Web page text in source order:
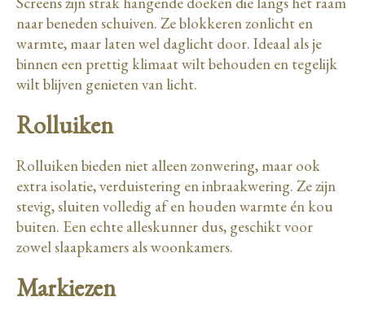
naar beneden schuiven. Ze blokkeren zonlicht en
warmte, maar laten wel daglicht door. Ideaal als je
binnen een prettig klimaat wilt behouden en tegelijk
wilt blijven genieten van licht.
Rolluiken
Rolluiken bieden niet alleen zonwering, maar ook
extra isolatie, verduistering en inbraakwering. Ze zijn
stevig, sluiten volledig af en houden warmte én kou
buiten. Een echte alleskunner dus, geschikt voor
zowel slaapkamers als woonkamers.
Markiezen